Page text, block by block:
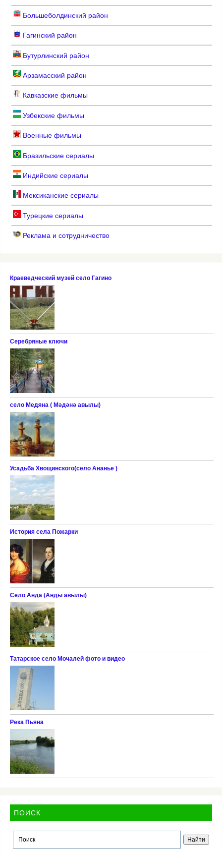
Большеболдинский район
Гагинский район
Бутурлинский район
Арзамасский район
Кавказские фильмы
Узбекские фильмы
Военные фильмы
Бразильские сериалы
Индийские сериалы
Мексиканские сериалы
Турецкие сериалы
Реклама и сотрудничество
Краеведческий музей село Гагино
Серебряные ключи
село Медяна ( Мәдәнә авылы)
Усадьба Хвощинского(село Ананье )
История села Пожарки
Село Анда (Анды авылы)
Татарское село Мочалей фото и видео
Река Пьяна
ПОИСК